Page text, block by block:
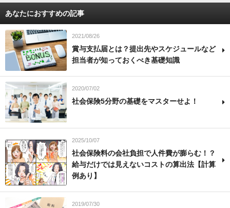
あなたにおすすめの記事
2021/08/26
賞与支払届とは？提出先やスケジュールなど
担当者が知っておくべき基礎知識
2020/07/02
社会保険5分野の基礎をマスターせよ！
2025/10/07
社会保険料の会社負担で人件費が膨らむ！？
給与だけでは見えないコストの算出法【計算
例あり】
2019/07/30